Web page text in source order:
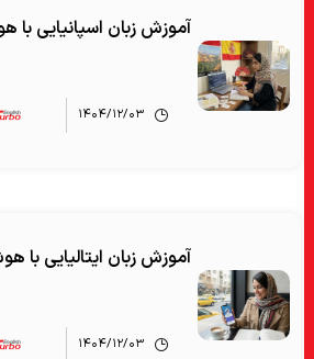
آموزش زبان اسپانیایی
۱۴۰۴/۱۲/۰۳
آموزش زبان ایتالیایی با
۱۴۰۴/۱۲/۰۳